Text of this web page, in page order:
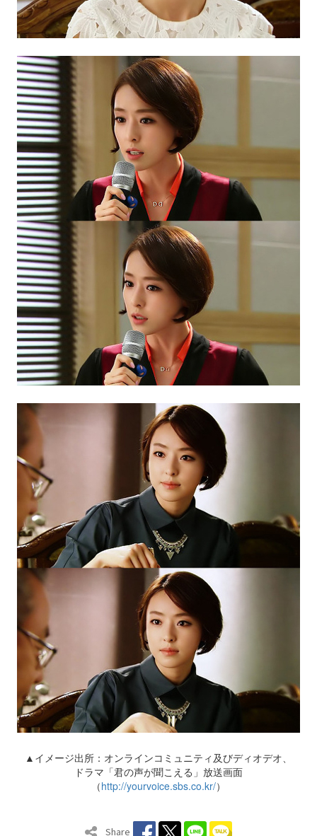
▲イメージ出所：オンラインコミュニティ及びディオデオ、
ドラマ「君の声が聞こえる」放送画面
（http://yourvoice.sbs.co.kr/）
Share